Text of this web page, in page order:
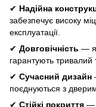
✔ Надійна
забезпечує високу
експлуатації.
✔ Довговічність —
гарантують тривалий
✔ Сучасний дизайн
поєднуються з
✔ Стійкі покриття —